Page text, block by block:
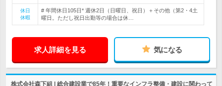
休日
休暇
# 年間休日105日* 週休2日（日曜日、祝日）＋その他（第2・4土
曜日。ただし祝日出勤等の場合は休…
求人詳細を見る 気になる
株式会社森下組 | 総合建設業で85年！重要なインフラ整備・建設に関わって